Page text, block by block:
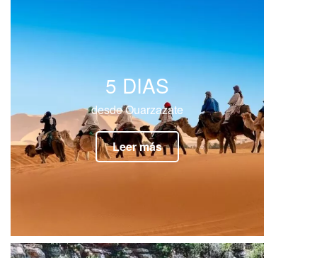
5 DIAS
desde Ouarzazate
Leer más